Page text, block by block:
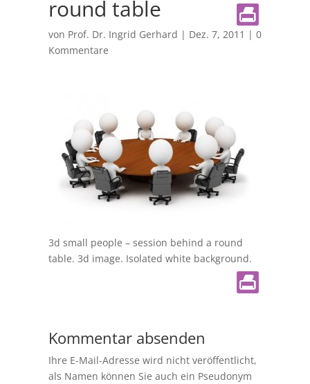
round table
von Prof. Dr. Ingrid Gerhard | Dez. 7, 2011 | 0
Kommentare
3d small people – session behind a round
table. 3d image. Isolated white background.
Kommentar absenden
Ihre E-Mail-Adresse wird nicht veröffentlicht,
als Namen können Sie auch ein Pseudonym